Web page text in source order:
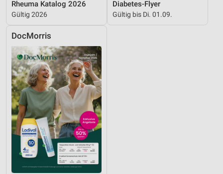
Rheuma Katalog 2026
Gültig 2026
Diabetes-Flyer
Gültig bis Di. 01.09.
DocMorris